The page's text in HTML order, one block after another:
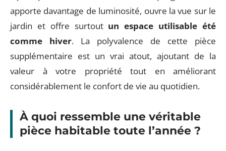
apporte davantage de luminosité, ouvre la vue sur le
jardin et offre surtout un espace utilisable été
comme hiver. La polyvalence de cette pièce
supplémentaire est un vrai atout, ajoutant de la
valeur à votre propriété tout en améliorant
considérablement le confort de vie au quotidien.
À quoi ressemble une véritable
pièce habitable toute l’année ?